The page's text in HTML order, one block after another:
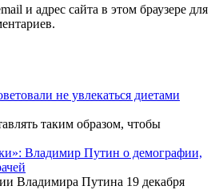
и адрес сайта в этом браузере для
не увлекаться диетами
таким образом, чтобы
Владимир Путин о демографии,
Владимира Путина 19 декабря